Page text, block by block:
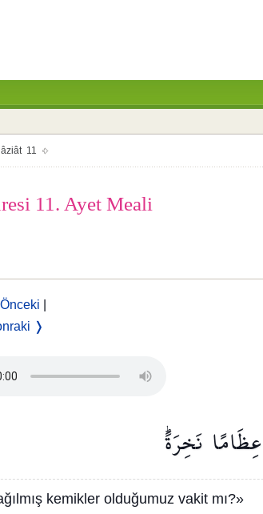
11
11. Ayet Meali
❭
عِظَامًا نَخِرَةًۜ
kemikler olduğumuz vakit mı?»